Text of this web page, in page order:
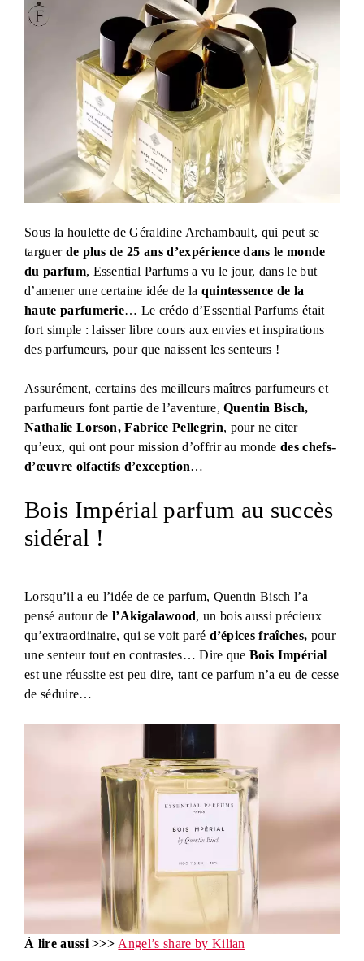
Sous la houlette de Géraldine Archambault, qui peut se
targuer de plus de 25 ans d’expérience dans le monde
du parfum, Essential Parfums a vu le jour, dans le but
d’amener une certaine idée de la quintessence de la
haute parfumerie… Le crédo d’Essential Parfums était
fort simple : laisser libre cours aux envies et inspirations
des parfumeurs, pour que naissent les senteurs !
Assurément, certains des meilleurs maîtres parfumeurs et
parfumeurs font partie de l’aventure,Quentin Bisch,
Nathalie Lorson, Fabrice Pellegrin, pour ne citer
qu’eux, qui ont pour mission d’offrir au mondedes chefs-
d’œuvre olfactifs d’exception…
Bois Impérial parfum au succès
sidéral !
Lorsqu’il a eu l’idée de ce parfum, Quentin Bisch l’a
pensé autour del’Akigalawood, un bois aussi précieux
qu’extraordinaire, qui se voit paré d’épices fraîches, pour
une senteur tout en contrastes… Dire queBois Impérial
est une réussite est peu dire, tant ce parfum n’a eu de cesse
de séduire…
À lire aussi >>> Angel’s share by Kilian